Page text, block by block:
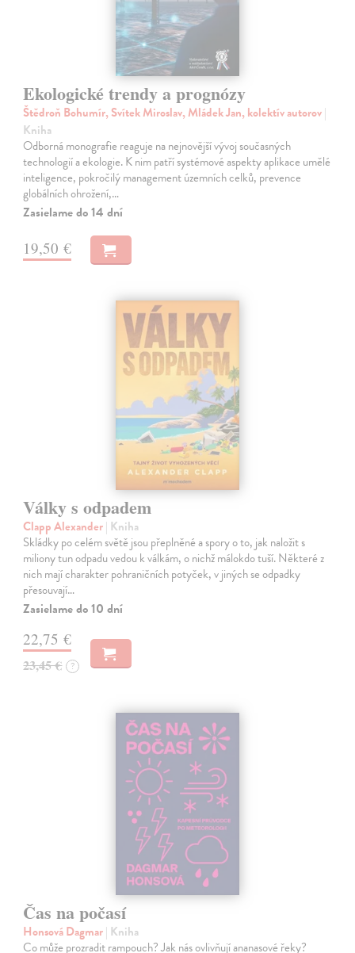
Ekologické trendy a prognózy
Štědroň Bohumír, Svítek Miroslav, Mládek Jan, kolektív autorov|
Kniha
Odborná monografie reaguje na nejnovější vývoj současných
technologií a ekologie. K nim patří systémové aspekty aplikace umělé
inteligence, pokročilý management územních celků, prevence
globálních ohrožení,…
Zasielame do 14 dní
19,50 €
Války s odpadem
Clapp Alexander| Kniha
Skládky po celém světě jsou přeplněné a spory o to, jak naložit s
miliony tun odpadu vedou k válkám, o nichž málokdo tuší. Některé z
nich mají charakter pohraničních potyček, v jiných se odpadky
přesouvají…
Zasielame do 10 dní
22,75 €
23,45 € ?
Čas na počasí
Honsová Dagmar| Kniha
Co může prozradit rampouch? Jak nás ovlivňují ananasové řeky?